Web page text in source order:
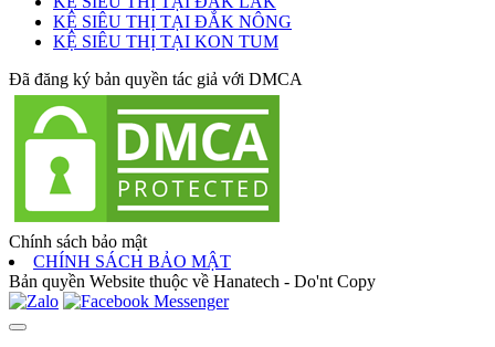
KỆ SIÊU THỊ TẠI ĐẮK NÔNG
KỆ SIÊU THỊ TẠI KON TUM
Đã đăng ký bản quyền tác giả với DMCA
Chính sách bảo mật
CHÍNH SÁCH BẢO MẬT
Bản quyền Website thuộc về Hanatech - Do'nt Copy